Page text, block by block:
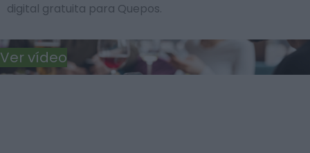
digital gratuita para Quepos.
Ver vídeo